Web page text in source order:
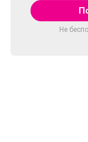
Не